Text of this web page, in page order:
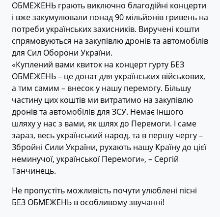
ОБМЕЖЕНЬ грають виключно благодійні концерти
і вже закумулювали понад 90 мільйонів гривень на
потреби українських захисників. Виручені кошти
спрямовуються на закупівлю дронів та автомобілів
для Сил Оборони України.
«Куплений вами квиток на концерт гурту БЕЗ
ОБМЕЖЕНЬ – це донат для українських військових,
а тим самим – внесок у нашу перемогу. Більшу
частину цих коштів ми витратимо на закупівлю
дронів та автомобілів для ЗСУ. Немає іншого
шляху у нас з вами, як шлях до Перемоги. І саме
зараз, весь український народ, та в першу чергу –
Збройні Сили України, рухають нашу Країну до цієї
неминучої, української Перемоги», – Сергій
Танчинець.
Не пропустіть можливість почути улюблені пісні
БЕЗ ОБМЕЖЕНЬ в особливому звучанні!